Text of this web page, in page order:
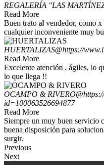
REGALERÍA "LAS
Read More
Buen trato al vendedor, como
cualquier inconveniente muy
HUERTALIZAS@https://
Read More
Excelente atención , ágiles, lo
lo que llega !!
OCAMPO & RIVERO
id=100063526694877
Read More
Siempre un muy buen servicio
buena disposición para
surgir.
Previous
Next